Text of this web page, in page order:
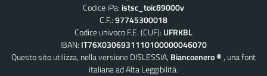
Codice iPa: istsc_toic89000v
C.F.:97745300018
Codice univoco F.E. (CUF): UFRKBL
IBAN: IT76X0306931110100000046070
Questo sito utilizza, nella versione DISLESSIA, Biancoenero ®, una font
italiana ad Alta Leggibilità.